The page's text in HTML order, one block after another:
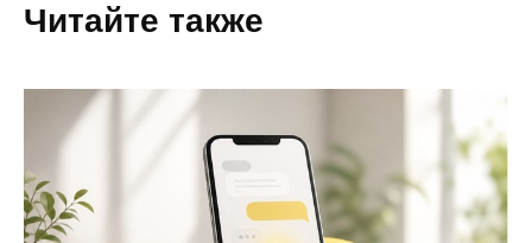
Читайте также